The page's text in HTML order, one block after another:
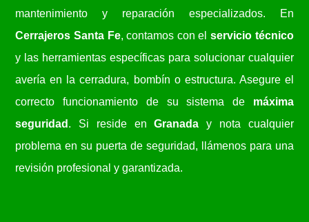
mantenimiento y reparación especializados. En
Cerrajeros Santa Fe, contamos con elservicio técnico
y las herramientas específicas para solucionar cualquier
avería en la cerradura, bombín o estructura. Asegure el
correcto funcionamiento de su sistema de máxima
seguridad . Si reside enGranada y nota cualquier
problema en su puerta de seguridad, llámenos para una
revisión profesional y garantizada.